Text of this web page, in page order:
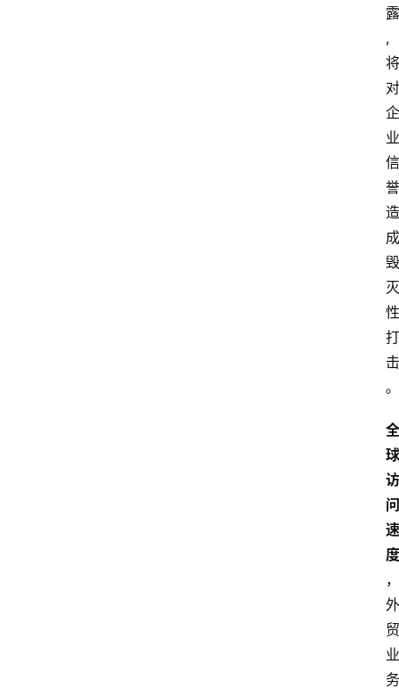
露
,
将
对
企
业
信
誉
造
成
毁
灭
性
打
击
。
全
球
访
问
速
度
，
外
贸
业
务